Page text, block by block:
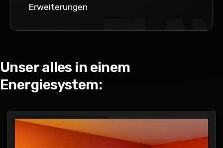
PLAN
Erweiterungen
Unser alles in einem
Energiesystem: